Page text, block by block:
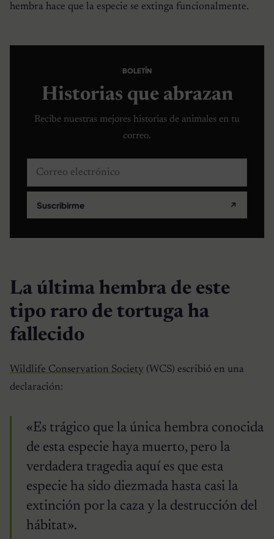
hembra hace que la especie se extinga funcionalmente.
BOLETÍN
Historias que abrazan
Recibe nuestras mejores historias de animales en tu
correo.
Correo electrónico
Suscribirme ↗
La última hembra de este
tipo raro de tortuga ha
fallecido
Wildlife Conservation Society (WCS) escribió en una
declaración:
«Es trágico que la única hembra conocida
de esta especie haya muerto, pero la
verdadera tragedia aquí es que esta
especie ha sido diezmada hasta casi la
extinción por la caza y la destrucción del
hábitat».